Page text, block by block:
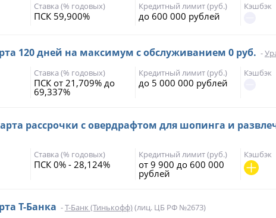
Ставка (% годовых)
ПСК 59,900%
Кредитный лимит (руб.)
до 600 000 рублей
Кэшбэк
120 дней на максимум с обслуживанием 0 руб. -
Ставка (% годовых)
ПСК от 21,709% до
69,337%
Кредитный лимит (руб.)
до 5 000 000 рублей
Кэшбэк
карта рассрочки с овердрафтом для шопинга и
Ставка (% годовых)
ПСК 0% - 28,124%
Кредитный лимит (руб.)
от 9 900 до 600 000
рублей
Кэшбэк
Т-Банка -Т-Банк (Тинькофф)(лиц. ЦБ РФ №2673)